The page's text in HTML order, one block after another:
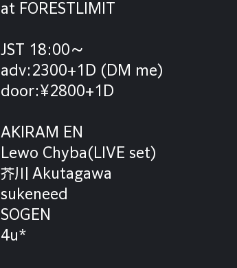
at FORESTLIMIT
JST 18:00〜
adv:2300+1D (DM me)
door:¥2800+1D
AKIRAM EN
Lewo Chyba(LIVE set)
芥川 Akutagawa
sukeneed
SOGEN
4u*